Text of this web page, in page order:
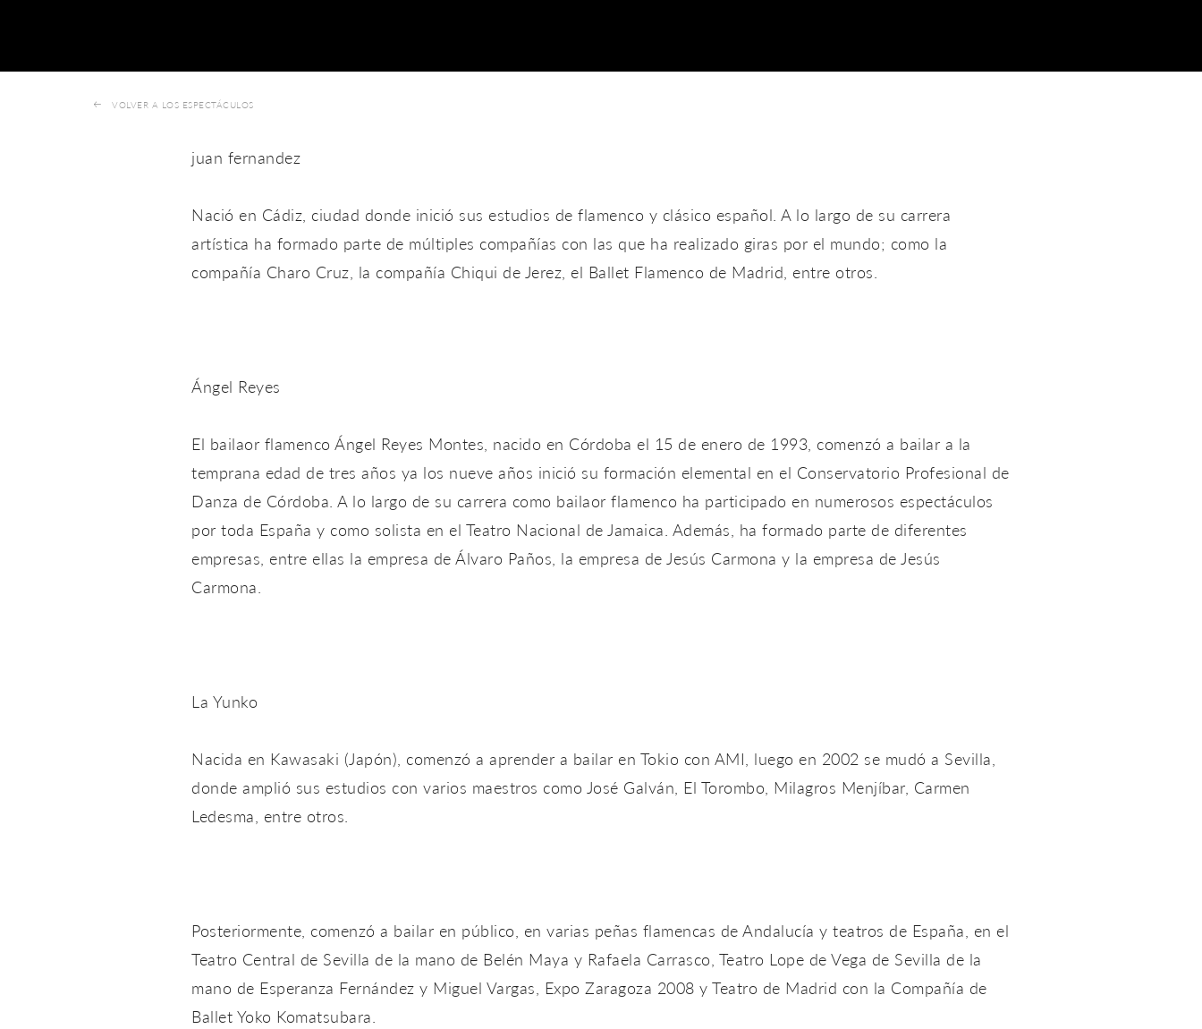
VOLVER A LOS ESPECTÁCULOS
juan fernandez
Nació en Cádiz, ciudad donde inició sus estudios de flamenco y clásico español. A lo largo de su carrera
artística ha formado parte de múltiples compañías con las que ha realizado giras por el mundo; como la
compañía Charo Cruz, la compañía Chiqui de Jerez, el Ballet Flamenco de Madrid, entre otros.
Ángel Reyes
El bailaor flamenco Ángel Reyes Montes, nacido en Córdoba el 15 de enero de 1993, comenzó a bailar a la
temprana edad de tres años ya los nueve años inició su formación elemental en el Conservatorio Profesional de
Danza de Córdoba. A lo largo de su carrera como bailaor flamenco ha participado en numerosos espectáculos
por toda España y como solista en el Teatro Nacional de Jamaica. Además, ha formado parte de diferentes
empresas, entre ellas la empresa de Álvaro Paños, la empresa de Jesús Carmona y la empresa de Jesús
Carmona.
La Yunko
Nacida en Kawasaki (Japón), comenzó a aprender a bailar en Tokio con AMI, luego en 2002 se mudó a Sevilla,
donde amplió sus estudios con varios maestros como José Galván, El Torombo, Milagros Menjíbar, Carmen
Ledesma, entre otros.
Posteriormente, comenzó a bailar en público, en varias peñas flamencas de Andalucía y teatros de España, en el
Teatro Central de Sevilla de la mano de Belén Maya y Rafaela Carrasco, Teatro Lope de Vega de Sevilla de la
mano de Esperanza Fernández y Miguel Vargas, Expo Zaragoza 2008 y Teatro de Madrid con la Compañía de
Ballet Yoko Komatsubara.